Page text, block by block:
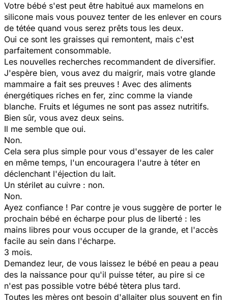
Votre bébé s'est peut être habitué aux mamelons en
silicone mais vous pouvez tenter de les enlever en cours
de tétée quand vous serez prêts tous les deux.
Oui ce sont les graisses qui remontent, mais c'est
parfaitement consommable.
Les nouvelles recherches recommandent de diversifier.
J'espère bien, vous avez du maigrir, mais votre glande
mammaire a fait ses preuves ! Avec des aliments
énergétiques riches en fer, zinc comme la viande
blanche. Fruits et légumes ne sont pas assez nutritifs.
Bien sûr, vous avez deux seins.
Il me semble que oui.
Non.
Cela sera plus simple pour vous d'essayer de les caler
en même temps, l'un encouragera l'autre à téter en
déclenchant l'éjection du lait.
Un stérilet au cuivre : non.
Non.
Ayez confiance ! Par contre je vous suggère de porter le
prochain bébé en écharpe pour plus de liberté : les
mains libres pour vous occuper de la grande, et l'accès
facile au sein dans l'écharpe.
3 mois.
Demandez leur, de vous laissez le bébé en peau a peau
des la naissance pour qu'il puisse téter, au pire si ce
n'est pas possible votre bébé tètera plus tard.
Toutes les mères ont besoin d'allaiter plus souvent en fin